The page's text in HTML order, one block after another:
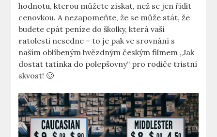
hodnotu, kterou můžete získat, než se jen řídit
cenovkou. A nezapomeňte, že se může stát, že
budete cpát peníze do školky, která vaší
ratolesti nesedne – to je pak ve srovnání s
naším oblíbeným hvězdným českým filmem „Jak
dostat tatínka do polepšovny“ pro rodiče tristní
skvost! 🥴